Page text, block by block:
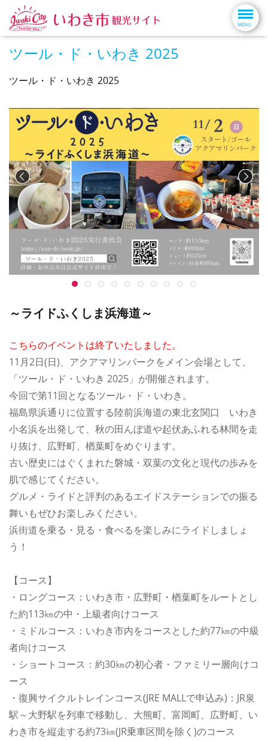
ツール・ド・いわき 2025
ツール・ド・いわき 2025
～ライドふくしま浜海道～
こちらのイベントは終了いたしました。
11月2日(日)、アクアマリンパークをメイン会場として、
「ツール・ド・いわき 2025」が開催されます。
今回で第11回となるツール・ド・いわき。
福島県浜通りに位置する陸前浜海道の東北玄関口 いわき
小名浜を出発して、秋の田んぼ道や起伏あふれる林間を走
り抜け、広野町、楢葉町をめぐります。
古い歴史にはぐくまれた磐城・双葉の文化と現代の歩みを
肌で感じてください。
グルメ・ライドと評判のあるエイドステーションでの振る
舞いもぜひお楽しみください。
浜街道を乗る・見る・食べるを楽しみにライドしましょ
う！
【コース】
・ロングコース：いわき市・広野町・楢葉町をルートとし
た約113㎞の中・上級者向けコース
・ミドルコース：いわき市内をコースとした約77㎞の中級
者向けコース
・ショートコース：約30㎞の初心者・ファミリー層向けコ
ース
・復興サイクルトレインコース(JRE MALLで申込み)：JR泉
駅～大野駅を列車で移動し、大熊町、富岡町、広野町、い
わき市を縦走する約73㎞(JR乗車区間を除く)のコース